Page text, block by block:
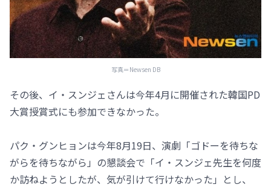
写真＝Newsen DB
その後、イ・スンジェさんは今年4月に開催された韓国PD
大賞授賞式にも参加できなかった。
パク・グンヒョンは今年8月19日、演劇「ゴドーを待ちな
がらを待ちながら」の懇談会で「イ・スンジェ先生を何度
か訪ねようとしたが、気が引けて行けなかった」とし、